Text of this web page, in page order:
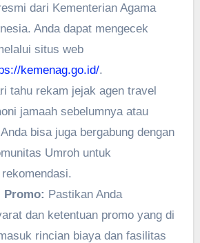
dari Kementerian Agama
Anda dapat mengecek
situs web
kemenag.go.id/.
tahu rekam jejak agen travel
jamaah sebelumnya atau
bisa juga bergabung dengan
Umroh untuk
Promo: Pastikan Anda
dan ketentuan promo yang di
rincian biaya dan fasilitas